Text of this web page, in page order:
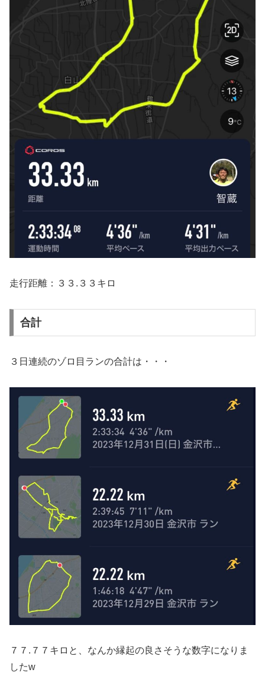
走行距離：３３.３３キロ
合計
３日連続のゾロ目ランの合計は・・・
７７.７７キロと、なんか縁起の良さそうな数字になりま
したw